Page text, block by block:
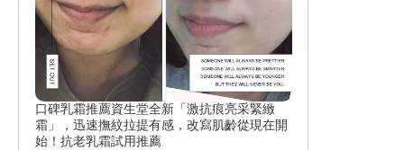
口碑乳霜推薦資生堂全新「激抗痕亮采緊緻
霜」，迅速撫紋拉提有感，改寫肌齡從現在開
始！抗老乳霜試用推薦